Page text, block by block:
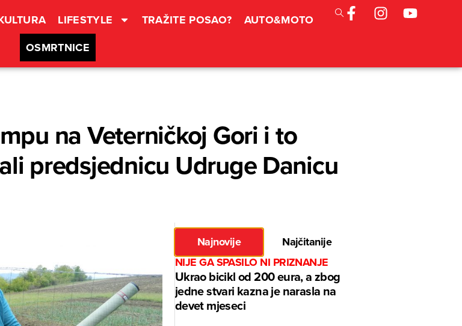
LIFESTYLE TRAŽITE POSAO?
AUTO&MOTO
OSMRTNICE
na Veterničkoj Gori i to
predsjednicu Udruge Danicu
Najnovije
Najčitanije
NIJE GA SPASILO NI PRIZNANJE
Ukrao bicikl od 200 eura, a zbog
jedne stvari kazna je narasla na
devet mjeseci